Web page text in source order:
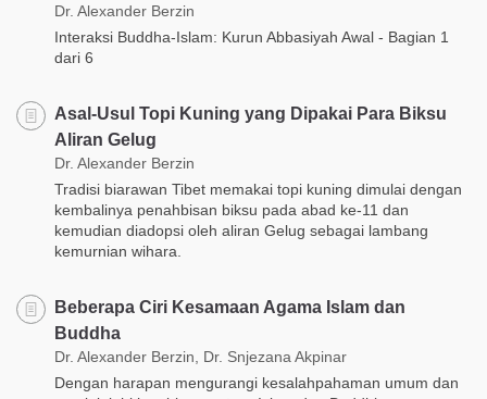
Dr. Alexander Berzin
Interaksi Buddha-Islam: Kurun Abbasiyah Awal - Bagian 1
dari 6
Asal-Usul Topi Kuning yang Dipakai Para Biksu
Aliran Gelug
Dr. Alexander Berzin
Tradisi biarawan Tibet memakai topi kuning dimulai dengan
kembalinya penahbisan biksu pada abad ke-11 dan
kemudian diadopsi oleh aliran Gelug sebagai lambang
kemurnian wihara.
Beberapa Ciri Kesamaan Agama Islam dan
Buddha
Dr. Alexander Berzin, Dr. Snjezana Akpinar
Dengan harapan mengurangi kesalahpahaman umum dan